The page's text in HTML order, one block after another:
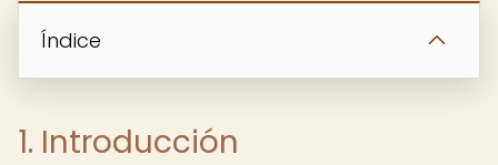
Índice
1. Introducción